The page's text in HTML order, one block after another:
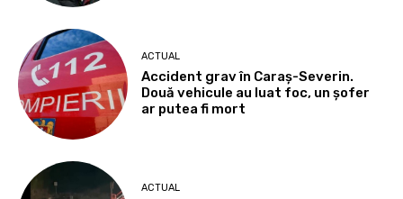
ACTUAL
Accident grav în Caraș-Severin.
Două vehicule au luat foc, un șofer
ar putea fi mort
ACTUAL